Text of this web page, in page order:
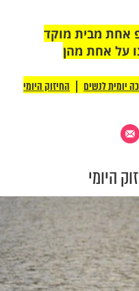
כולכם
אני לבדי
אתכם
"סטירות"
בועט
ונכנס לעצב
לפעמים חיים!
שנים ואולי רק